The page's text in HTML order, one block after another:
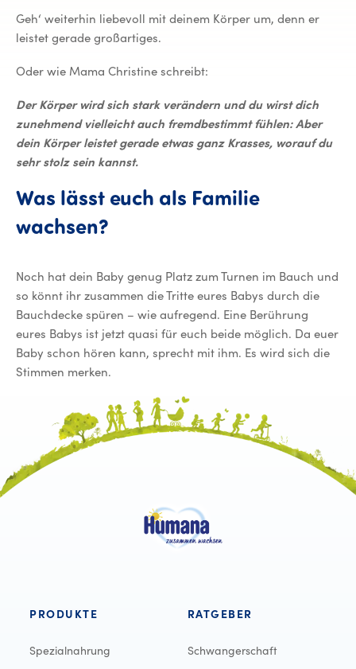
Geh‘ weiterhin liebevoll mit deinem Körper um, denn er
leistet gerade großartiges.
Oder wie Mama Christine schreibt:
Der Körper wird sich stark verändern und du wirst dich
zunehmend vielleicht auch fremdbestimmt fühlen: Aber
dein Körper leistet gerade etwas ganz Krasses, worauf du
sehr stolz sein kannst.
Was lässt euch als Familie
wachsen?
Noch hat dein Baby genug Platz zum Turnen im Bauch und
so könnt ihr zusammen die Tritte eures Babys durch die
Bauchdecke spüren – wie aufregend. Eine Berührung
eures Babys ist jetzt quasi für euch beide möglich. Da euer
Baby schon hören kann, sprecht mit ihm. Es wird sich die
Stimmen merken.
PRODUKTE
Spezialnahrung
RATGEBER
Schwangerschaft